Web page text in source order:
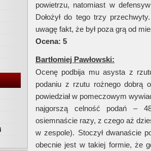
powietrzu, natomiast w
Dołożył do tego trzy
uwagę fakt, że był poza grą od
Ocena: 5
Bartłomiej Pawłowski:
Ocenę podbija mu asysta z
podaniu z rzutu rożnego dobrą
powiedział w pomeczowym
najgorszą celność podań –
osiemnaście razy, z czego aż
w zespole). Stoczył dwanaście
obecnie jest w takiej formie, że